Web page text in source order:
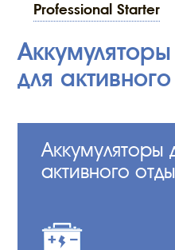
для
Аккумуляторы
активного
Professional Starter